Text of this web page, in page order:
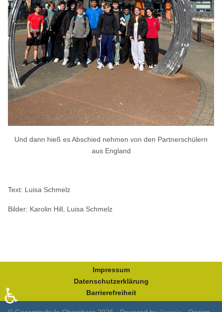
Und dann hieß es Abschied nehmen von den Partnerschülern
aus England
Text: Luisa Schmelz
Bilder: Karolin Hill, Luisa Schmelz
Impressum
Datenschutzerklärung
Barrierefreiheit